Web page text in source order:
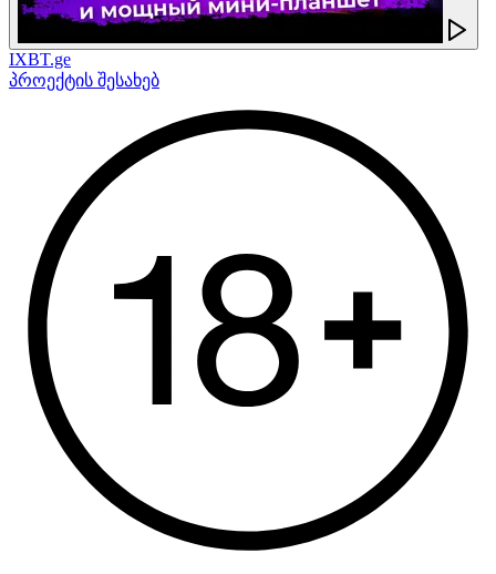
IXBT.ge
პროექტის შესახებ